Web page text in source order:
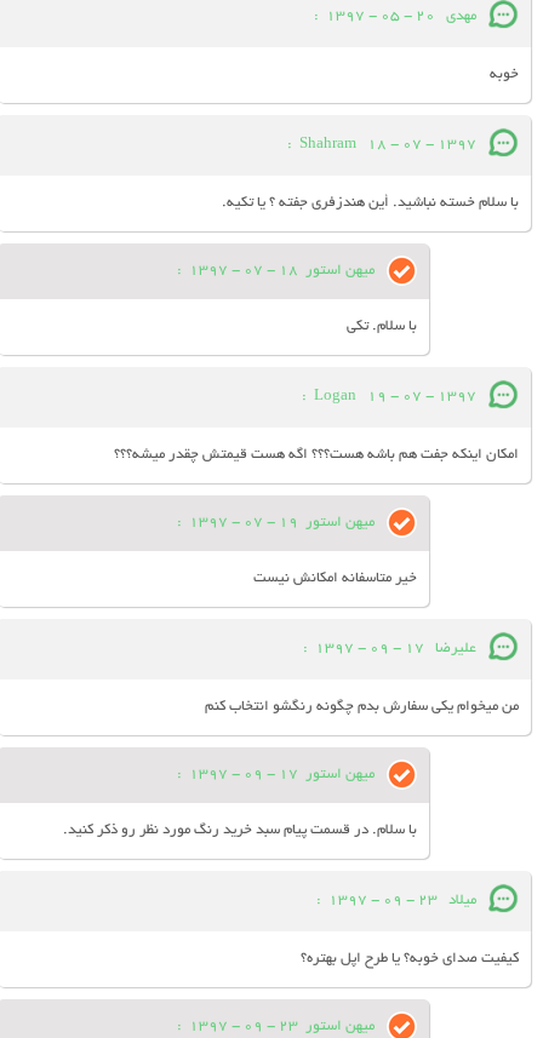
مهدی 20 - 05 - 1397
:
خوبه
Shahram 18 - 07 - 1397
:
با سلام خسته نباشيد. أين هندزفرى جفته ؟ يا تكيه.
میهن استور 18 - 07 - 1397
:
با سلام. تکی
Logan 19 - 07 - 1397
:
امکان اینکه جفت هم باشه هست؟؟؟ اگه هست قیمتش چقدر میشه؟؟؟
میهن استور 19 - 07 - 1397
:
خیر متاسفانه امکانش نیست
علیرضا 17 - 09 - 1397
:
من میخوام یکی سفارش بدم چگونه رنگشو انتخاب کنم
میهن استور 17 - 09 - 1397
:
با سلام. در قسمت پیام سبد خرید رنگ مورد نظر رو ذکر کنید.
میلاد 23 - 09 - 1397
:
کیفیت صدای خوبه؟ یا طرح اپل بهتره؟
میهن استور 23 - 09 - 1397
: